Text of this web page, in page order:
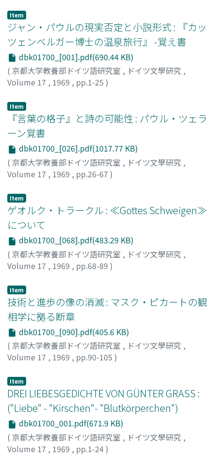
Item
ジャン・パウルの現実否定と小説形式 : 『カッ
ツェンベルガー博士の温泉旅行』 -覚え書
dbk01700_[001].pdf(690.44 KB)
( 京都大学教養部ドイツ語研究室 , ドイツ文學研究 ,
Volume 17 , 1969 , pp.1-25 )
Item
『言葉の格子』と詩の可能性 : パウル・ツェラ
ーン覚書
dbk01700_[026].pdf(1017.77 KB)
( 京都大学教養部ドイツ語研究室 , ドイツ文學研究 ,
Volume 17 , 1969 , pp.26-67 )
Item
ゲオルク・トラークル : ≪Gottes Schweigen≫
について
dbk01700_[068].pdf(483.29 KB)
( 京都大学教養部ドイツ語研究室 , ドイツ文學研究 ,
Volume 17 , 1969 , pp.68-89 )
Item
技術と進歩の像の消滅 : マスク・ピカートの観
相学に拠る断章
dbk01700_[090].pdf(405.6 KB)
( 京都大学教養部ドイツ語研究室 , ドイツ文學研究 ,
Volume 17 , 1969 , pp.90-105 )
Item
DREI LIEBESGEDICHTE VON GÜNTER GRASS :
("Liebe" - "Kirschen"- "Blutkörperchen")
dbk01700_001.pdf(671.9 KB)
( 京都大学教養部ドイツ語研究室 , ドイツ文學研究 ,
Volume 17 , 1969 , pp.1-24)